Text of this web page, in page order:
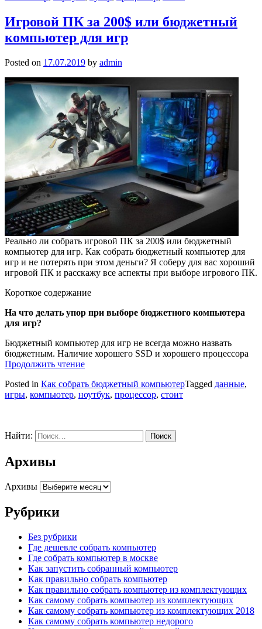
Игровой ПК за 200$ или бюджетный
компьютер для игр
Posted on 17.07.2019 by admin
Реально ли собрать игровой ПК за 200$ или бюджетный
компьютер для игр. Как собрать бюджетный компьютер для
игр и не потерять при этом деньги? Я соберу для вас хороший
игровой ПК и расскажу все аспекты при выборе игрового ПК.
Короткое содержание
На что делать упор при выборе бюджетного компьютера
для игр?
Бюджетный компьютер для игр не всегда можно назвать
бюджетным. Наличие хорошего SSD и хорошего процессора
Продолжить чтение
Posted in Как собрать бюджетный компьютерTagged данные,
игры, компьютер, ноутбук, процессор, стоит
Найти:
Архивы
Архивы
Рубрики
Без рубрики
Где дешевле собрать компьютер
Где собрать компьютер в москве
Как запустить собранный компьютер
Как правильно собрать компьютер
Как правильно собрать компьютер из комплектующих
Как самому собрать компьютер из комплектующих
Как самому собрать компьютер из комплектующих 2018
Как самому собрать компьютер недорого